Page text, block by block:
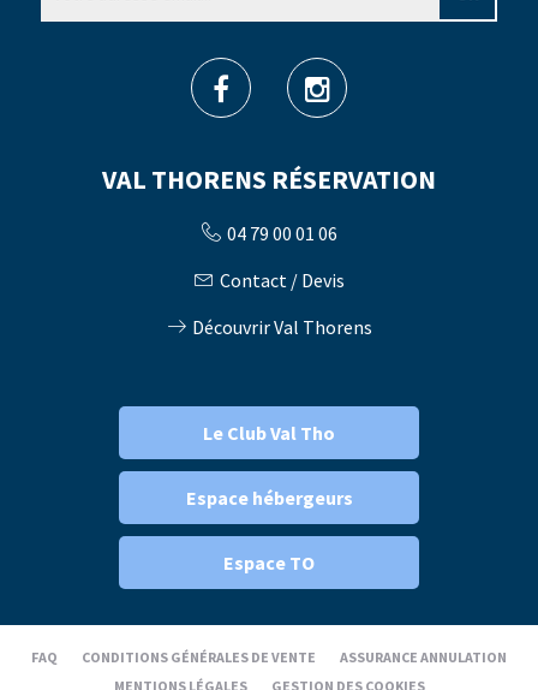
VAL THORENS RÉSERVATION
04 79 00 01 06
Contact / Devis
Découvrir Val Thorens
Le Club Val Tho
Espace hébergeurs
Espace TO
FAQ CONDITIONS GÉNÉRALES DE VENTE
ASSURANCE ANNULATION
MENTIONS LÉGALES
GESTION DES COOKIES